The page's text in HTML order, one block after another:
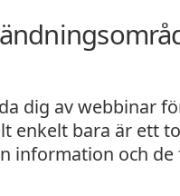
dig av webbinar
enkelt bara är ett
information och